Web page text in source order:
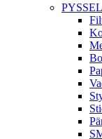
PYSSEL